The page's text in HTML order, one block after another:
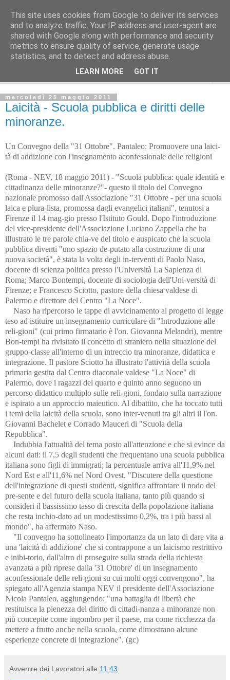
L'Avvenire dei lavoratori
Cultura
mercoledì 25 maggio 2011
Laicità - Scuola pubblica e diritti delle
minoranze.
Un Convegno della "31 Ottobre". Pantaleo: Promuovere una laici-
tà di addizione con l'insegnamento aconfessionale delle religioni
(Roma - NEV, 18 maggio 2011) - "Scuola pubblica: quale identità e
cittadinanza delle minoranze?"- questo il titolo del Convegno
nazionale promosso dall'Associazione "31 Ottobre - per una scuola
laica e plura-lista, promossa dagli evangelici italiani", tenutosi a
Firenze il 14 mag-gio presso l'Istituto Gould. Dopo l'introduzione
del vice-presidente dell'Associazione Luciano Zappella che ha
illustrato le tre parole chia-ve del titolo e auspicato che la scuola
pubblica diventi "uno spazio de-putato alla costruzione di una
nuova società", è stata la volta degli in-terventi di Paolo Naso,
docente di scienza politica presso l'Università La Sapienza di
Roma; Marco Bontempi, docente di sociologia dell'Uni-versità di
Firenze; e Francesco Sciotto, pastore della chiesa valdese di
Palermo e direttore del Centro "La Noce".
Naso ha ripercorso le tappe di avvicinamento al progetto di legge
teso ad istituire un insegnamento curriculare di "Introduzione alle
reli-gioni" (cui primo firmatario è l'on. Giovanna Melandri), mentre
Bon-tempi ha rivisitato il concetto di straniero nella situazione del
gruppo-classe all'interno di un intreccio tra minoranze, didattica e
integrazione. Il pastore Sciotto ha illustrato l'attività della scuola
primaria gestita dal Centro diaconale valdese "La Noce" di
Palermo, dove i ragazzi del quarto e quinto anno seguono un
percorso didattico multiplo sulle reli-gioni, fondato sulla narrazione
e ispirato a un approccio maieutico. Al dibattito, che ha toccato tutti
i temi della laicità della scuola, sono inter-venuti tra gli altri il l'on.
Giovanni Bachelet e Corrado Mauceri di "Scuola della
Repubblica".
Indubbia l'attualità del tema posto all'attenzione e che si evince da
alcuni dati: il 7,5 degli studenti che frequentano una scuola pubblica
italiana sono figli di immigrati; la percentuale arriva all'11,9% nel
Nord Est e all'11,6% nel Nord Ovest. "Discutere della questione
dell'integrazione di questi studenti, significa affrontare il nodo del
pre-sente e del futuro della scuola italiana, tanto più quando si
consideri il bassissimo tasso di crescita della popolazione italiana
che resta inchio-dato ad un modestissimo 0,2%, tra i più bassi al
mondo", ha affermato Naso.
"Il convegno ha sottolineato l'importanza da un lato di dare vita a
una 'laicità di addizione' che si contrappone a un laicismo restrittivo
e inibi-torio, dall'altro di proseguire sulla strada della richiesta
avanzata a più riprese dalla '31 Ottobre' di un insegnamento
aconfessionale delle reli-gioni su cui molti oggi convengono", ha
spiegato all'Agenzia stampa NEV il presidente dell'Associazione
Nicola Pantaleo, aggiungendo: "una battaglia di libertà che
restituisca la pienezza del diritto di cittadi-nanza a minoranze non
più concepite come ingombro per il paese, ma come ricchezza da
mettere a frutto anche nella scuola, come dimostrano alcune
esperienze concrete di integrazione". (gc)
Avvenire dei Lavoratori alle 11:43
This site uses cookies from Google to deliver its services
and to analyze traffic. Your IP address and user-agent are
shared with Google along with performance and security
metrics to ensure quality of service, generate usage
statistics, and to detect and address abuse.
LEARN MORE GOT IT